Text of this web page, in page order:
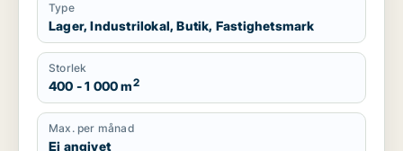
Type
Lager, Industrilokal, Butik, Fastighetsmark
Storlek
400 - 1 000 m2
Max. per månad
Ej angivet